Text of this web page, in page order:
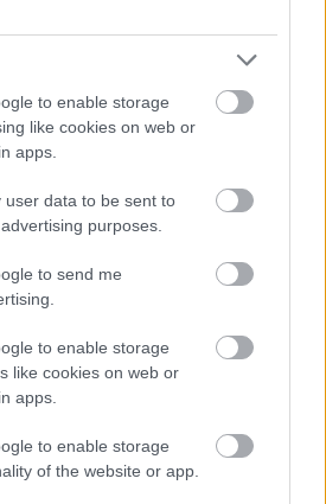
to enable storage
like cookies on web or
apps.
user data to be sent to
purposes.
to send me
to enable storage
like cookies on web or
apps.
to enable storage
of the website or app.
ÁRNYALATA ÉS MÉG EGY SOR
de lesz Pogány Induló és